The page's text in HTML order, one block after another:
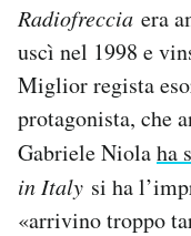
Radiofreccia era
uscì nel 1998 e
Miglior regista
protagonista, che
Gabriele Niolaha
in Italy si ha
«arrivino troppo